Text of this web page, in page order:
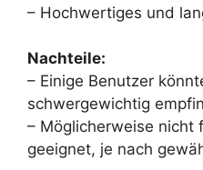
– Hochwertiges und
Nachteile:
– Einige Benutzer
schwergewichtig
– Möglicherweise nicht
geeignet, je nach